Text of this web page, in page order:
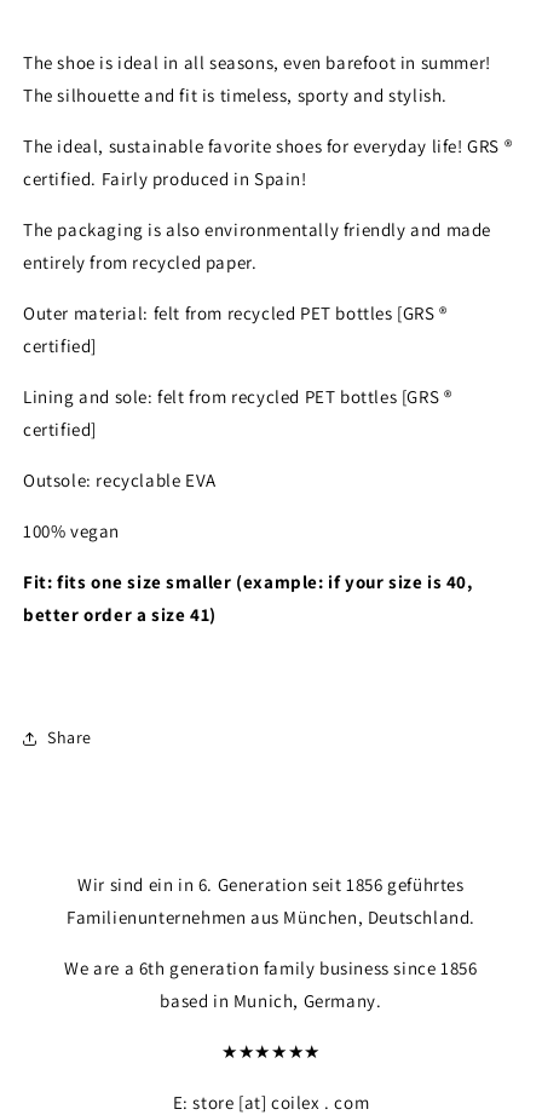
The shoe is ideal in all seasons, even barefoot in summer!
The silhouette and fit is timeless, sporty and stylish.
The ideal, sustainable favorite shoes for everyday life! GRS ®
certified. Fairly produced in Spain!
The packaging is also environmentally friendly and made
entirely from recycled paper.
Outer material: felt from recycled PET bottles [GRS ®
certified]
Lining and sole: felt from recycled PET bottles [GRS ®
certified]
Outsole: recyclable EVA
100% vegan
Fit: fits one size smaller (example: if your size is 40,
better order a size 41)
Share
Wir sind ein in 6. Generation seit 1856 geführtes
Familienunternehmen aus München, Deutschland.
We are a 6th generation family business since 1856
based in Munich, Germany.
★★★★★★
E: store [at] coilex . com